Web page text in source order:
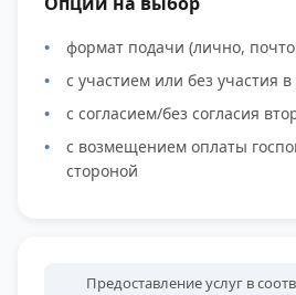
формат подачи (лично,
с участием или без участия в
с согласием/без согласия
с возмещением оплаты
стороной
Предоставление услуг в